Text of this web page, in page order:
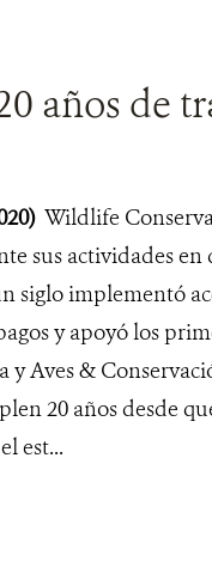
años de
Wildlife
sus actividades en
siglo implementó
y apoyó los
y Aves &
20 años desde
est...